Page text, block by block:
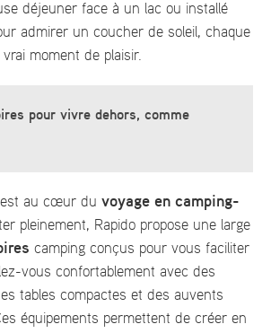
déjeuner face à un lac ou installé
admirer un coucher de soleil, chaque
moment de plaisir.
pour vivre dehors, comme
est au cœur du voyage en camping-
pleinement, Rapido propose une large
camping conçus pour vous faciliter
vous confortablement avec des
tables compactes et des auvents
équipements permettent de créer en